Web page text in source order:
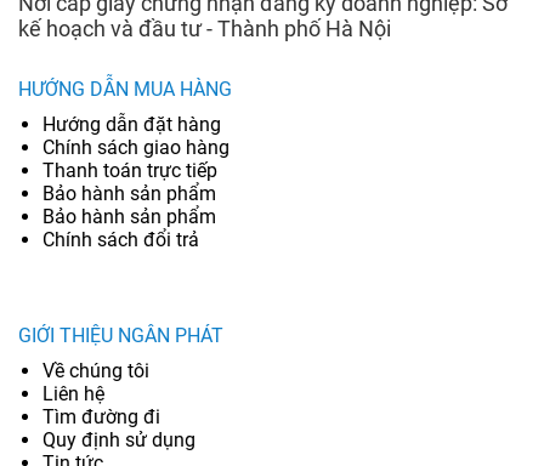
kế hoạch và đầu tư - Thành phố Hà Nội
HƯỚNG DẪN MUA HÀNG
Hướng dẫn đặt hàng
Chính sách giao hàng
Thanh toán trực tiếp
Bảo hành sản phẩm
Bảo hành sản phẩm
Chính sách đổi trả
GIỚI THIỆU NGÂN PHÁT
Về chúng tôi
Liên hệ
Tìm đường đi
Quy định sử dụng